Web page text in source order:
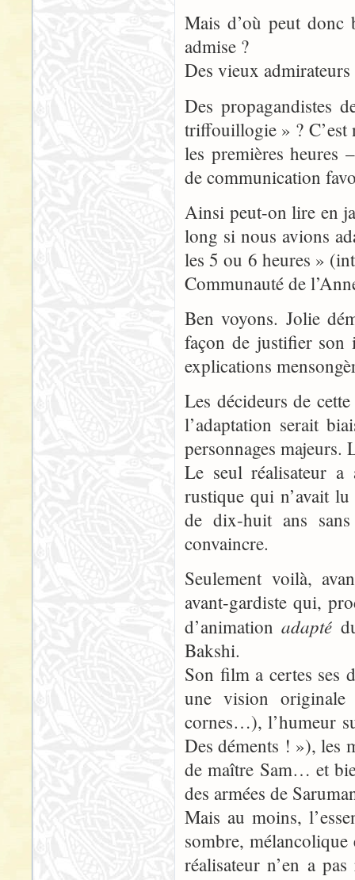
Mais d’où peut donc
admise ?
Des vieux
Des propagandistes
triffouillogie » ? C’est
les premières heures
de communication
Ainsi peut-on lire en
long si nous avions
les 5 ou 6 heures »
Communauté de
Ben voyons. Jolie
façon de justifier son
explications
Les décideurs de
l’adaptation serait
personnages majeurs.
Le seul réalisateur
rustique qui n’avait
de dix-huit ans
convaincre.
Seulement voilà,
avant-gardiste qui,
d’animationadapté
Bakshi.
Son film a certes ses
une vision
cornes…), l’humeur
Des déments ! »), les
de maître Sam… et
des armées de
Mais au moins,
sombre,
réalisateur n’en a